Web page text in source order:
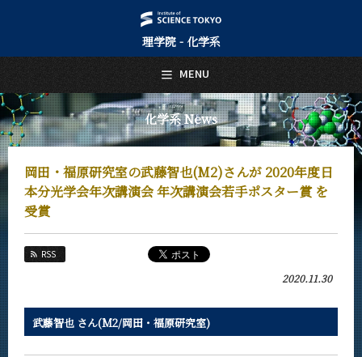
理学院 - 化学系
化学系 News
岡田・福原研究室の武藤智也(M2)さんが 2020年度日
本分光学会年次講演会 年次講演会若手ポスター賞 を
受賞
RSS
2020.11.30
武藤智也 さん(M2/岡田・福原研究室)
MENU
日本語 English
トップページ
Top Page
化学系について
About Us
教育
Education
入学案内
Admissions